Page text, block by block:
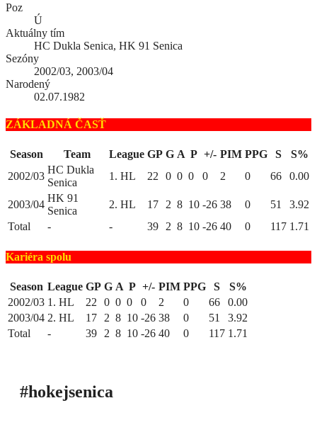
Poz
Ú
Aktuálny tím
HC Dukla Senica, HK 91 Senica
Sezóny
2002/03, 2003/04
Narodený
02.07.1982
ZÁKLADNÁ ČASŤ
Season Team League GP G A P +/- PIM PPG S
S%
2002/03
HC Dukla
Senica
1. HL 22 0 0 0 0 2 0 66 0.00
2003/04
HK 91
Senica
2. HL 17 2 8 10 -26 38 0 51
3.92
Total
- - 39 2 8 10 -26 40 0 117 1.71
Kariéra spolu
Season League GP G A P +/- PIM PPG S
S%
2002/03 1. HL 22 0 0 0 0 2 0 66
0.00
2003/04 2. HL 17 2 8 10 -26 38 0 51
3.92
Total
- 39 2 8 10 -26 40 0 117 1.71
#hokejsenica